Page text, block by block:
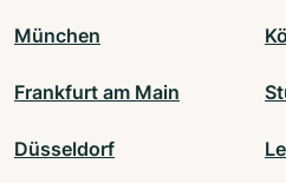
München
Frankfurt am Main
Düsseldorf